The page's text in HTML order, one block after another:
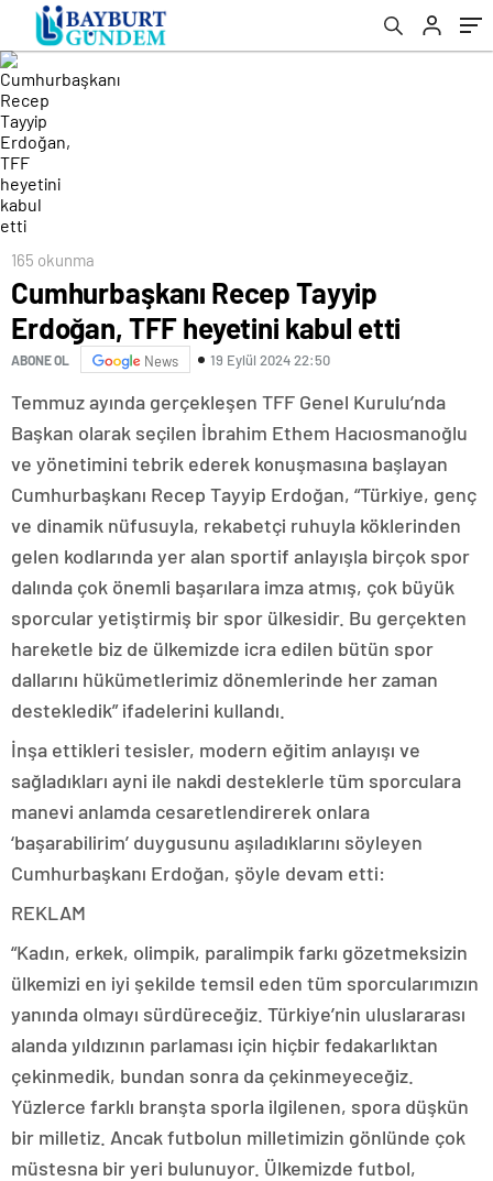
165 okunma
Cumhurbaşkanı Recep Tayyip
Erdoğan, TFF heyetini kabul etti
ABONE OL News 19 Eylül 2024 22:50
Temmuz ayında gerçekleşen TFF Genel Kurulu’nda
Başkan olarak seçilen İbrahim Ethem Hacıosmanoğlu
ve yönetimini tebrik ederek konuşmasına başlayan
Cumhurbaşkanı Recep Tayyip Erdoğan, “Türkiye, genç
ve dinamik nüfusuyla, rekabetçi ruhuyla köklerinden
gelen kodlarında yer alan sportif anlayışla birçok spor
dalında çok önemli başarılara imza atmış, çok büyük
sporcular yetiştirmiş bir spor ülkesidir. Bu gerçekten
hareketle biz de ülkemizde icra edilen bütün spor
dallarını hükümetlerimiz dönemlerinde her zaman
destekledik” ifadelerini kullandı.
İnşa ettikleri tesisler, modern eğitim anlayışı ve
sağladıkları ayni ile nakdi desteklerle tüm sporculara
manevi anlamda cesaretlendirerek onlara
‘başarabilirim’ duygusunu aşıladıklarını söyleyen
Cumhurbaşkanı Erdoğan, şöyle devam etti:
REKLAM
“Kadın, erkek, olimpik, paralimpik farkı gözetmeksizin
ülkemizi en iyi şekilde temsil eden tüm sporcularımızın
yanında olmayı sürdüreceğiz. Türkiye’nin uluslararası
alanda yıldızının parlaması için hiçbir fedakarlıktan
çekinmedik, bundan sonra da çekinmeyeceğiz.
Yüzlerce farklı branşta sporla ilgilenen, spora düşkün
bir milletiz. Ancak futbolun milletimizin gönlünde çok
müstesna bir yeri bulunuyor. Ülkemizde futbol,